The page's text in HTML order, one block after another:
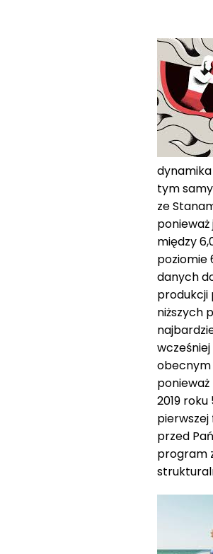
dynamika
tym
ze
między
poziomie
danych
produkcji
niższych
wcześniej
obecnym
ponieważ
2019
przed
program